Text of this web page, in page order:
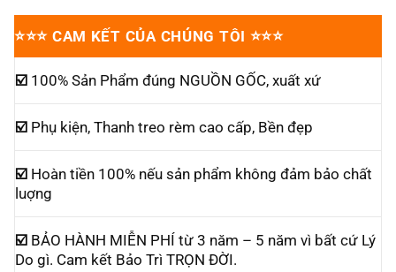
⭐⭐⭐ CAM KẾT CỦA CHÚNG TÔI ⭐⭐⭐
☑️ 100% Sản Phẩm đúng NGUỒN GỐC, xuất xứ
☑️ Phụ kiện, Thanh treo rèm cao cấp, Bền đẹp
☑️ Hoàn tiền 100% nếu sản phẩm không đảm bảo chất
luợng
☑️ BẢO HÀNH MIỄN PHÍ từ 3 năm – 5 năm vì bất cứ Lý
Do gì. Cam kết Bảo Trì TRỌN ĐỜI.